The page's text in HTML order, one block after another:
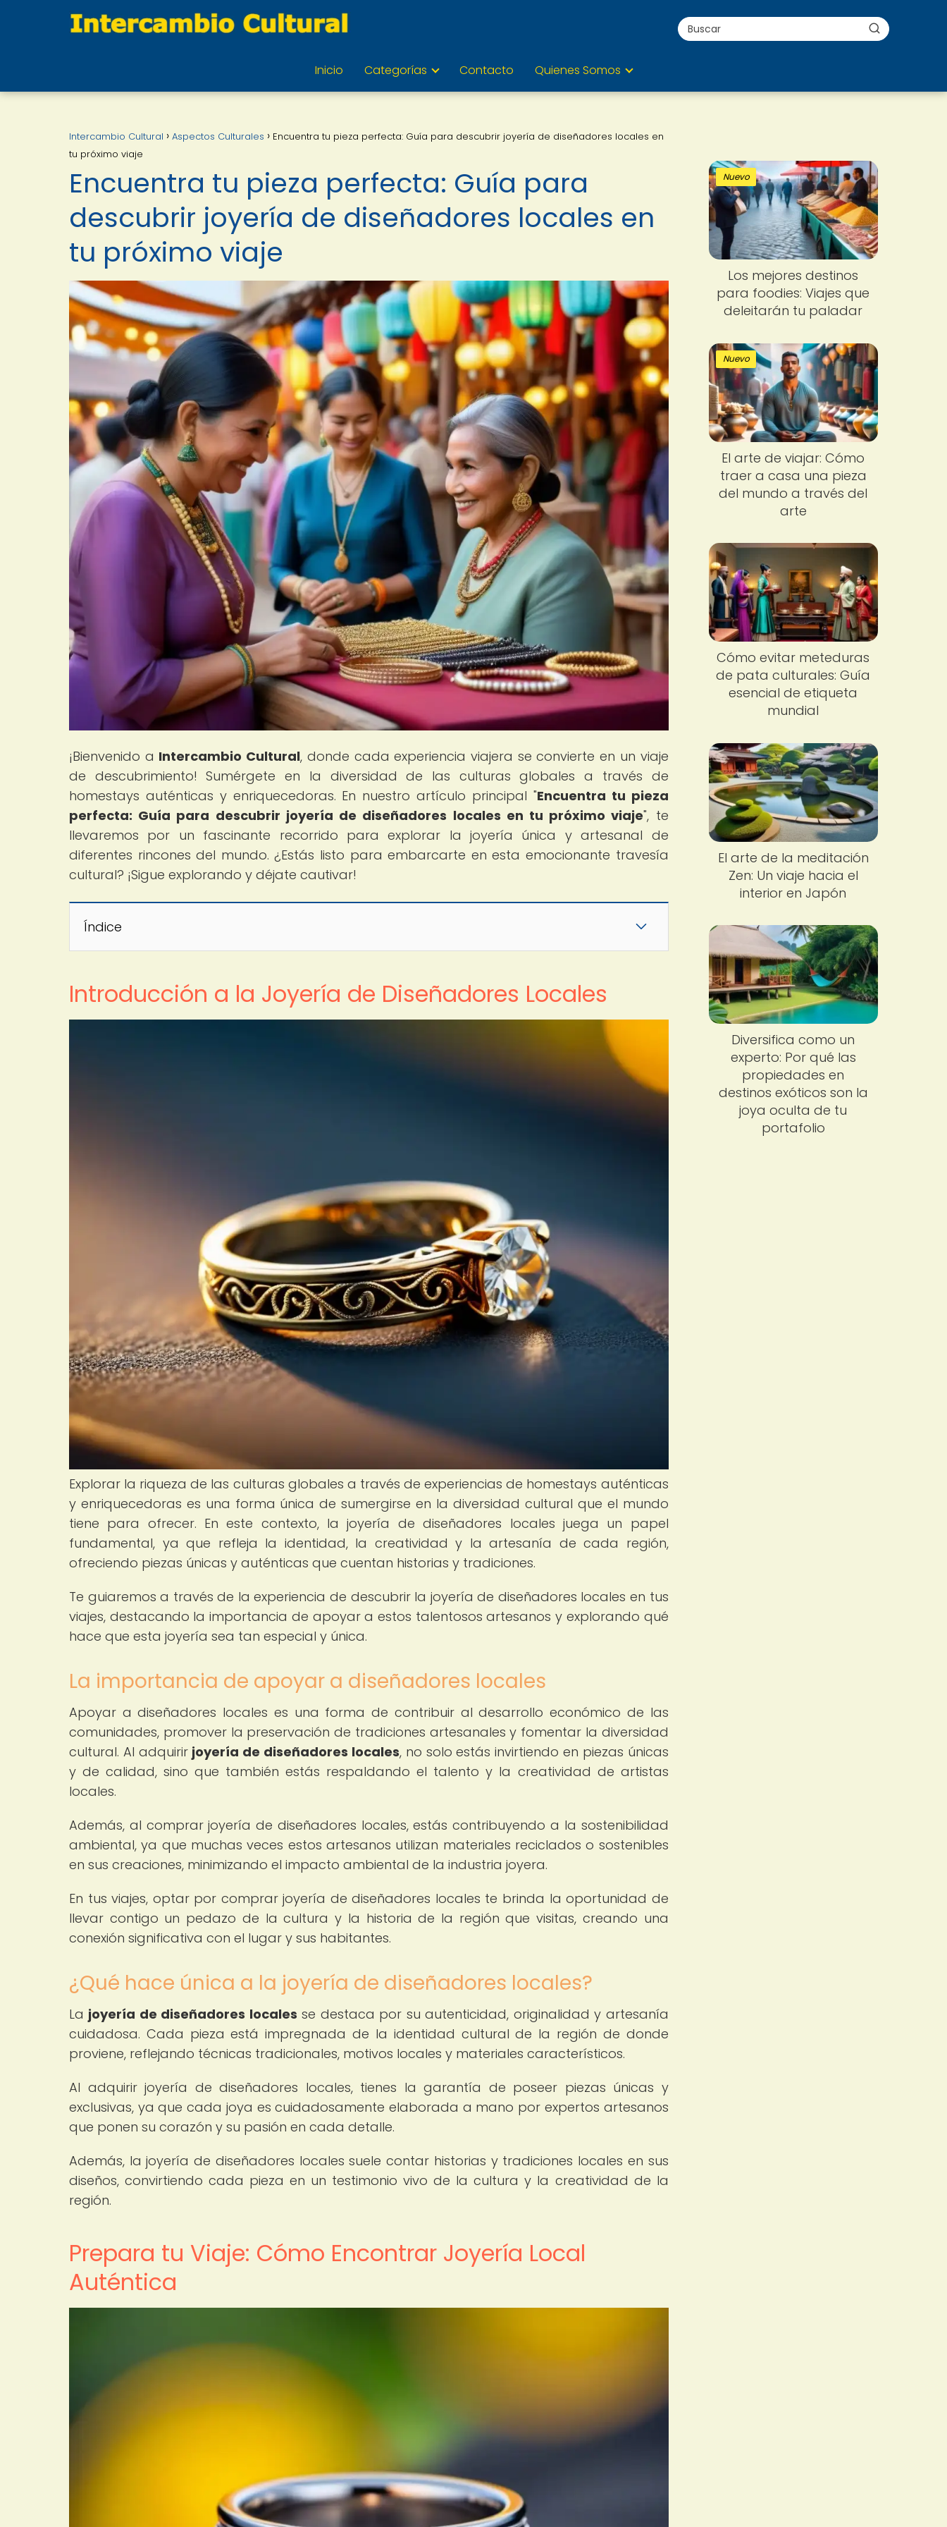
Inicio Categorías Contacto Quienes Somos
Intercambio Cultural Aspectos Culturales
Encuentra tu pieza perfecta: Guía para descubrir joyería de diseñadores locales en
tu próximo viaje
Encuentra tu pieza perfecta: Guía para
descubrir joyería de diseñadores locales en
tu próximo viaje
¡Bienvenido a Intercambio Cultural, donde cada experiencia viajera se convierte en un viaje
de descubrimiento! Sumérgete en la diversidad de las culturas globales a través de
homestays auténticas y enriquecedoras. En nuestro artículo principal "Encuentra tu pieza
perfecta: Guía para descubrir joyería de diseñadores locales en tu próximo viaje", te
llevaremos por un fascinante recorrido para explorar la joyería única y artesanal de
diferentes rincones del mundo. ¿Estás listo para embarcarte en esta emocionante travesía
cultural? ¡Sigue explorando y déjate cautivar!
Índice
Introducción a la Joyería de Diseñadores Locales
Explorar la riqueza de las culturas globales a través de experiencias de homestays auténticas
y enriquecedoras es una forma única de sumergirse en la diversidad cultural que el mundo
tiene para ofrecer. En este contexto, la joyería de diseñadores locales juega un papel
fundamental, ya que refleja la identidad, la creatividad y la artesanía de cada región,
ofreciendo piezas únicas y auténticas que cuentan historias y tradiciones.
Te guiaremos a través de la experiencia de descubrir la joyería de diseñadores locales en tus
viajes, destacando la importancia de apoyar a estos talentosos artesanos y explorando qué
hace que esta joyería sea tan especial y única.
La importancia de apoyar a diseñadores locales
Apoyar a diseñadores locales es una forma de contribuir al desarrollo económico de las
comunidades, promover la preservación de tradiciones artesanales y fomentar la diversidad
cultural. Al adquirir joyería de diseñadores locales, no solo estás invirtiendo en piezas únicas
y de calidad, sino que también estás respaldando el talento y la creatividad de artistas
locales.
Además, al comprar joyería de diseñadores locales, estás contribuyendo a la sostenibilidad
ambiental, ya que muchas veces estos artesanos utilizan materiales reciclados o sostenibles
en sus creaciones, minimizando el impacto ambiental de la industria joyera.
En tus viajes, optar por comprar joyería de diseñadores locales te brinda la oportunidad de
llevar contigo un pedazo de la cultura y la historia de la región que visitas, creando una
conexión significativa con el lugar y sus habitantes.
¿Qué hace única a la joyería de diseñadores locales?
La joyería de diseñadores locales se destaca por su autenticidad, originalidad y artesanía
cuidadosa. Cada pieza está impregnada de la identidad cultural de la región de donde
proviene, reflejando técnicas tradicionales, motivos locales y materiales característicos.
Al adquirir joyería de diseñadores locales, tienes la garantía de poseer piezas únicas y
exclusivas, ya que cada joya es cuidadosamente elaborada a mano por expertos artesanos
que ponen su corazón y su pasión en cada detalle.
Además, la joyería de diseñadores locales suele contar historias y tradiciones locales en sus
diseños, convirtiendo cada pieza en un testimonio vivo de la cultura y la creatividad de la
región.
Prepara tu Viaje: Cómo Encontrar Joyería Local
Auténtica
Nuevo
Los mejores destinos
para foodies: Viajes que
deleitarán tu paladar
Nuevo
El arte de viajar: Cómo
traer a casa una pieza
del mundo a través del
arte
Cómo evitar meteduras
de pata culturales: Guía
esencial de etiqueta
mundial
El arte de la meditación
Zen: Un viaje hacia el
interior en Japón
Diversifica como un
experto: Por qué las
propiedades en
destinos exóticos son la
joya oculta de tu
portafolio